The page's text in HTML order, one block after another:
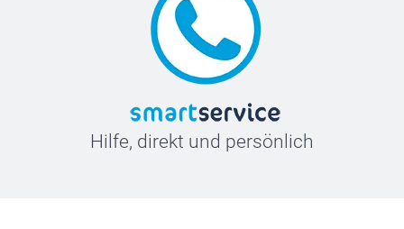
Hilfe, direkt und persönlich